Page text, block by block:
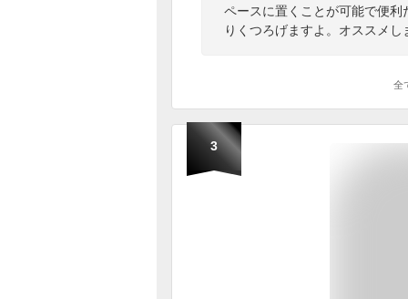
ペースに置くことが可能で便
りくつろげますよ。オススメし
全
3